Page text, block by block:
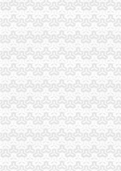
海关报关注册登记证
关注海关报关注册登
现在海关报关注册登
海关注册登记证书的变
宁波海关对报关注册
杭州海关：报关注册
海关进出口货物收发
海关进出口货物收发
[华南]报关注册登记证
急急急..找海关进出口